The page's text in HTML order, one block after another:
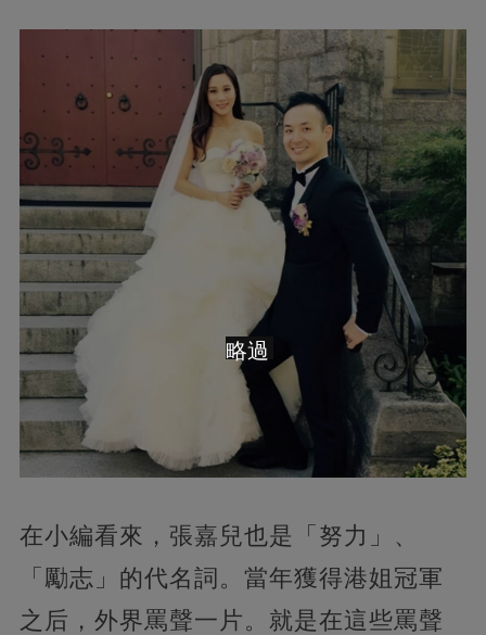
在小編看來，張嘉兒也是「努力」、
「勵志」的代名詞。當年獲得港姐冠軍
之后，外界罵聲一片。就是在這些罵聲
略過